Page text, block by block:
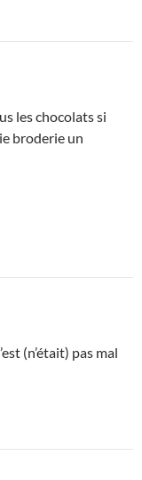
les chocolats si
broderie un
(n’était) pas mal